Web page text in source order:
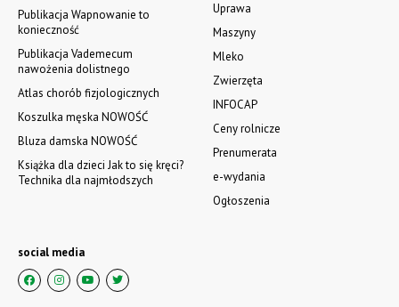
Uprawa
Maszyny
Mleko
Zwierzęta
INFOCAP
Ceny rolnicze
Prenumerata
e-wydania
Ogłoszenia
Publikacja Wapnowanie to
konieczność
Publikacja Vademecum
nawożenia dolistnego
Atlas chorób fizjologicznych
Koszulka męska NOWOŚĆ
Bluza damska NOWOŚĆ
Książka dla dzieci Jak to się kręci?
Technika dla najmłodszych
social media